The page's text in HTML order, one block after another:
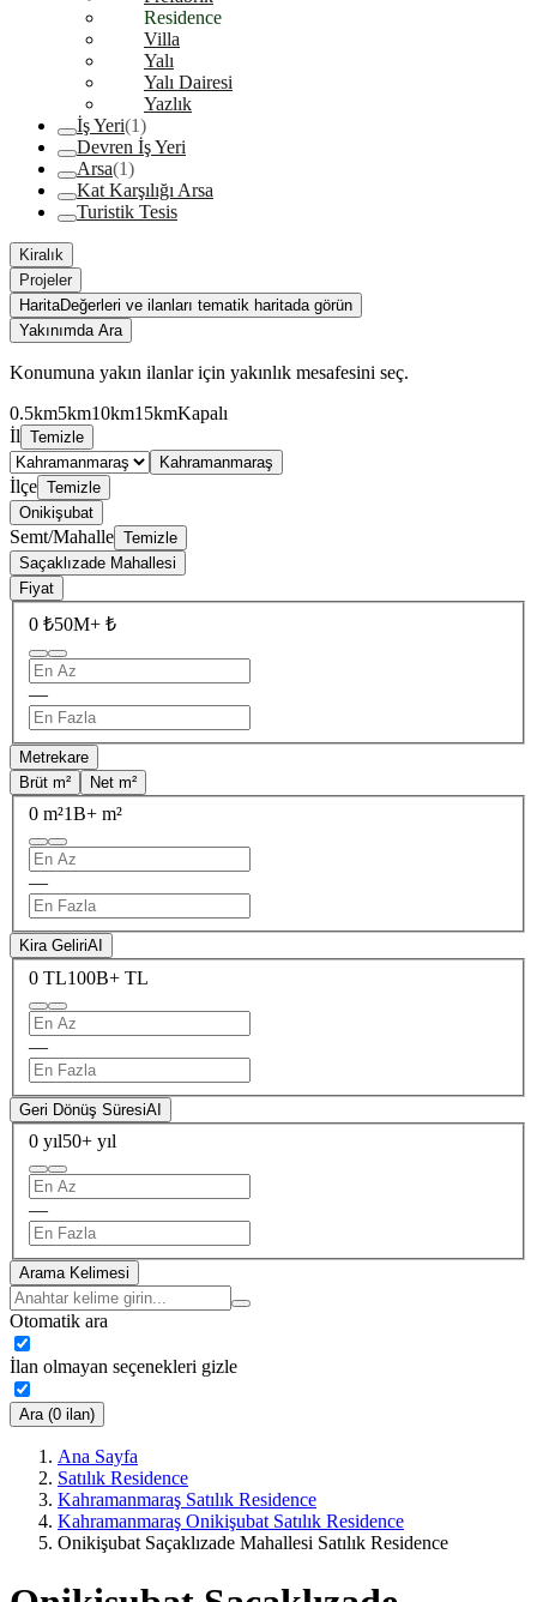
Residence
Villa
Yalı
Yalı Dairesi
Yazlık
İş Yeri(1)
Devren İş Yeri
Arsa(1)
Kat Karşılığı Arsa
Turistik Tesis
Kiralık
Projeler
HaritaDeğerleri ve ilanları tematik haritada görün
Yakınımda Ara
Konumuna yakın ilanlar için yakınlık mesafesini seç.
0.5km5km10km15kmKapalı
İl Temizle
Kahramanmaraş
İlçe Temizle
Onikişubat
Semt/Mahalle Temizle
Saçaklızade Mahallesi
Fiyat
0 ₺50M+ ₺
—
Metrekare
Brüt m²
Net m²
0 m²1B+ m²
—
Kira GeliriAI
0 TL100B+ TL
—
Geri Dönüş SüresiAI
0 yıl50+ yıl
—
Arama Kelimesi
Otomatik ara
İlan olmayan seçenekleri gizle
Ara (0 ilan)
Ana Sayfa
Satılık Residence
Kahramanmaraş Satılık Residence
Kahramanmaraş Onikişubat Satılık Residence
Onikişubat Saçaklızade Mahallesi Satılık Residence